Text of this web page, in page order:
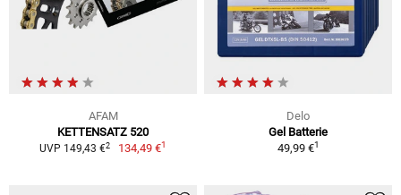
AFAM
KETTENSATZ 520
UVP 149,43 €2 134,49 €1
Delo
Gel Batterie
49,99 €1